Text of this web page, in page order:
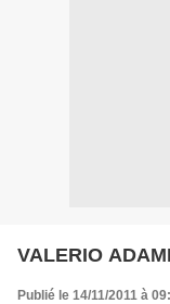
VALERIO ADAMI
Publié le 14/11/2011 à